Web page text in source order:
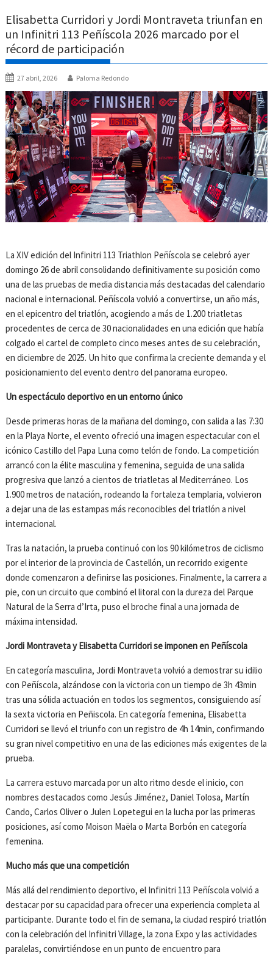
Elisabetta Curridori y Jordi Montraveta triunfan en
un Infinitri 113 Peñíscola 2026 marcado por el
récord de participación
27 abril, 2026 Paloma Redondo
La XIV edición del Infinitri 113 Triathlon Peñíscola se celebró ayer
domingo 26 de abril consolidando definitivamente su posición como
una de las pruebas de media distancia más destacadas del calendario
nacional e internacional. Peñíscola volvió a convertirse, un año más,
en el epicentro del triatlón, acogiendo a más de 1.200 triatletas
procedentes de cerca de 30 nacionalidades en una edición que había
colgado el cartel de completo cinco meses antes de su celebración,
en diciembre de 2025. Un hito que confirma la creciente demanda y el
posicionamiento del evento dentro del panorama europeo.
Un espectáculo deportivo en un entorno único
Desde primeras horas de la mañana del domingo, con salida a las 7:30
en la Playa Norte, el evento ofreció una imagen espectacular con el
icónico Castillo del Papa Luna como telón de fondo. La competición
arrancó con la élite masculina y femenina, seguida de una salida
progresiva que lanzó a cientos de triatletas al Mediterráneo. Los
1.900 metros de natación, rodeando la fortaleza templaria, volvieron
a dejar una de las estampas más reconocibles del triatlón a nivel
internacional.
Tras la natación, la prueba continuó con los 90 kilómetros de ciclismo
por el interior de la provincia de Castellón, un recorrido exigente
donde comenzaron a definirse las posiciones. Finalmente, la carrera a
pie, con un circuito que combinó el litoral con la dureza del Parque
Natural de la Serra d’Irta, puso el broche final a una jornada de
máxima intensidad.
Jordi Montraveta y Elisabetta Curridori se imponen en Peñíscola
En categoría masculina, Jordi Montraveta volvió a demostrar su idilio
con Peñíscola, alzándose con la victoria con un tiempo de 3h 43min
tras una sólida actuación en todos los segmentos, consiguiendo así
la sexta victoria en Peñiscola. En categoría femenina, Elisabetta
Curridori se llevó el triunfo con un registro de 4h 14min, confirmando
su gran nivel competitivo en una de las ediciones más exigentes de la
prueba.
La carrera estuvo marcada por un alto ritmo desde el inicio, con
nombres destacados como Jesús Jiménez, Daniel Tolosa, Martín
Cando, Carlos Oliver o Julen Lopetegui en la lucha por las primeras
posiciones, así como Moison Maëla o Marta Borbón en categoría
femenina.
Mucho más que una competición
Más allá del rendimiento deportivo, el Infinitri 113 Peñíscola volvió a
destacar por su capacidad para ofrecer una experiencia completa al
participante. Durante todo el fin de semana, la ciudad respiró triatlón
con la celebración del Infinitri Village, la zona Expo y las actividades
paralelas, convirtiéndose en un punto de encuentro para